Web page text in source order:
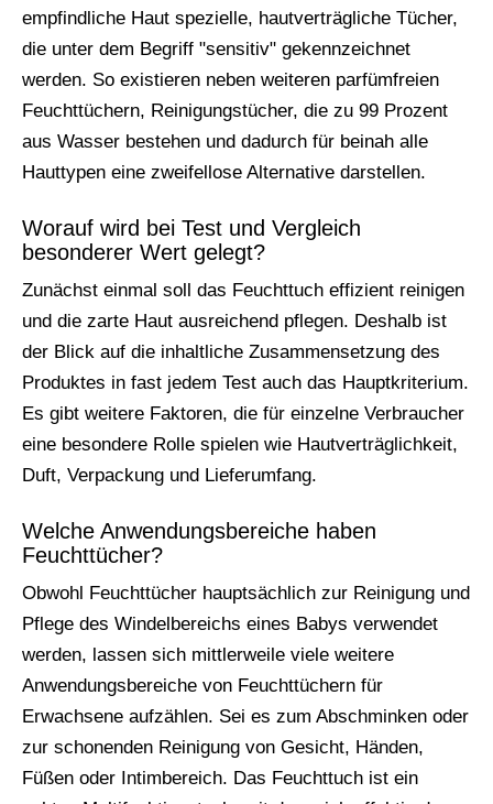
empfindliche Haut spezielle, hautverträgliche Tücher,
die unter dem Begriff "sensitiv" gekennzeichnet
werden. So existieren neben weiteren parfümfreien
Feuchttüchern, Reinigungstücher, die zu 99 Prozent
aus Wasser bestehen und dadurch für beinah alle
Hauttypen eine zweifellose Alternative darstellen.
Worauf wird bei Test und Vergleich
besonderer Wert gelegt?
Zunächst einmal soll das Feuchttuch effizient reinigen
und die zarte Haut ausreichend pflegen. Deshalb ist
der Blick auf die inhaltliche Zusammensetzung des
Produktes in fast jedem Test auch das Hauptkriterium.
Es gibt weitere Faktoren, die für einzelne Verbraucher
eine besondere Rolle spielen wie Hautverträglichkeit,
Duft, Verpackung und Lieferumfang.
Welche Anwendungsbereiche haben
Feuchttücher?
Obwohl Feuchttücher hauptsächlich zur Reinigung und
Pflege des Windelbereichs eines Babys verwendet
werden, lassen sich mittlerweile viele weitere
Anwendungsbereiche von Feuchttüchern für
Erwachsene aufzählen. Sei es zum Abschminken oder
zur schonenden Reinigung von Gesicht, Händen,
Füßen oder Intimbereich. Das Feuchttuch ist ein